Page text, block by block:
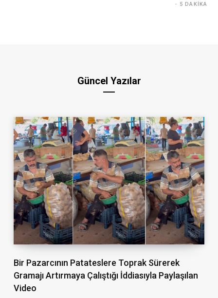
5 DAKIKA
Güncel Yazılar
Bir Pazarcının Patateslere Toprak Sürerek
Gramajı Artırmaya Çalıştığı İddiasıyla Paylaşılan
Video